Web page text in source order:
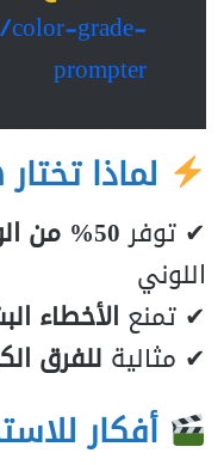
color-grade-
prompter
لماذا
✔ توفر50% من الوقت
اللوني
✔ تمنع الأخطاء
✔ مثالية للفرق
أفكار